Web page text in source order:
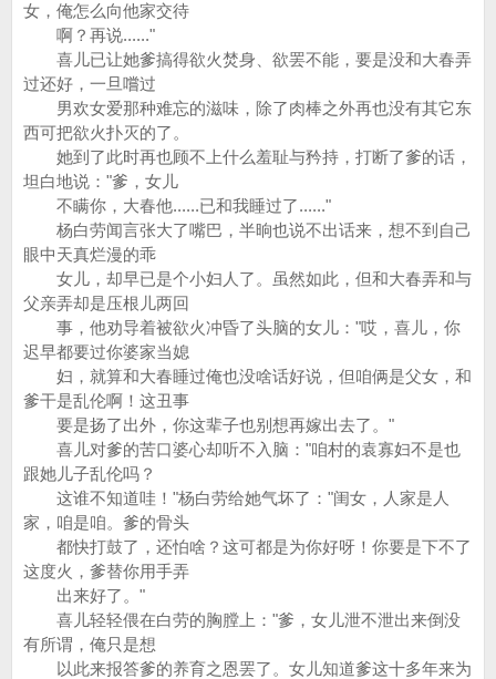
女，俺怎么向他家交待
啊？再说......"
喜儿已让她爹搞得欲火焚身、欲罢不能，要是没和大春弄
过还好，一旦嚐过
男欢女爱那种难忘的滋味，除了肉棒之外再也没有其它东
西可把欲火扑灭的了。
她到了此时再也顾不上什么羞耻与矜持，打断了爹的话，
坦白地说："爹，女儿
不瞒你，大春他......已和我睡过了......"
杨白劳闻言张大了嘴巴，半晌也说不出话来，想不到自己
眼中天真烂漫的乖
女儿，却早已是个小妇人了。虽然如此，但和大春弄和与
父亲弄却是压根儿两回
事，他劝导着被欲火冲昏了头脑的女儿："哎，喜儿，你
迟早都要过你婆家当媳
妇，就算和大春睡过俺也没啥话好说，但咱俩是父女，和
爹干是乱伦啊！这丑事
要是扬了出外，你这辈子也别想再嫁出去了。"
喜儿对爹的苦口婆心却听不入脑："咱村的袁寡妇不是也
跟她儿子乱伦吗？
这谁不知道哇！"杨白劳给她气坏了："闺女，人家是人
家，咱是咱。爹的骨头
都快打鼓了，还怕啥？这可都是为你好呀！你要是下不了
这度火，爹替你用手弄
出来好了。"
喜儿轻轻偎在白劳的胸膛上："爹，女儿泄不泄出来倒没
有所谓，俺只是想
以此来报答爹的养育之恩罢了。女儿知道爹这十多年来为